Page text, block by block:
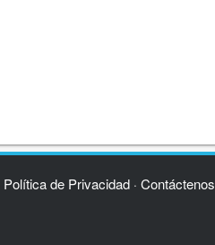
Política de Privacidad· Contáctenos